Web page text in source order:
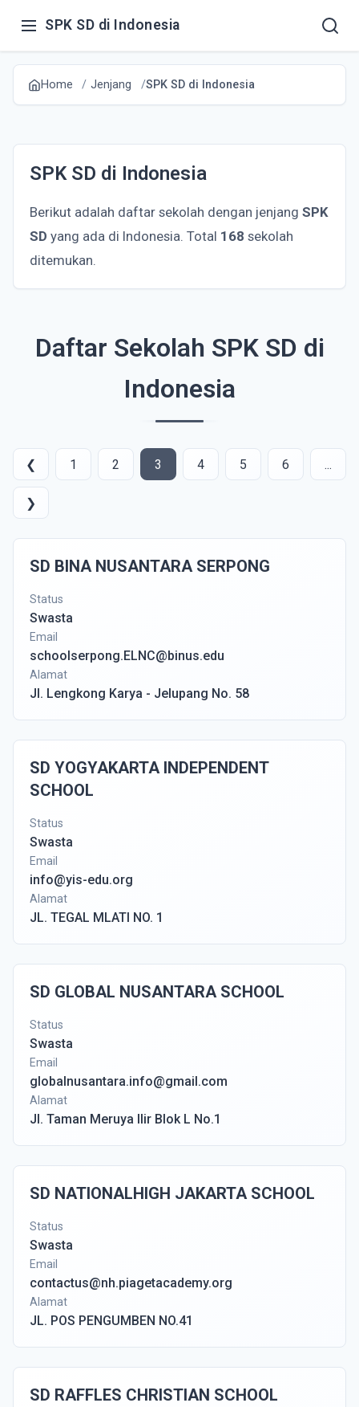
SPK SD di Indonesia
Home Jenjang SPK SD di Indonesia
SPK SD di Indonesia
Berikut adalah daftar sekolah dengan jenjang SPK
SD yang ada di Indonesia. Total 168 sekolah
ditemukan.
Daftar Sekolah SPK SD di
Indonesia
❮ 1 2 3 4 5 6 ...
❯
SD BINA NUSANTARA SERPONG
Status
Swasta
Email
schoolserpong.ELNC@binus.edu
Alamat
Jl. Lengkong Karya - Jelupang No. 58
SD YOGYAKARTA INDEPENDENT
SCHOOL
Status
Swasta
Email
info@yis-edu.org
Alamat
JL. TEGAL MLATI NO. 1
SD GLOBAL NUSANTARA SCHOOL
Status
Swasta
Email
globalnusantara.info@gmail.com
Alamat
Jl. Taman Meruya Ilir Blok L No.1
SD NATIONALHIGH JAKARTA SCHOOL
Status
Swasta
Email
contactus@nh.piagetacademy.org
Alamat
JL. POS PENGUMBEN NO.41
SD RAFFLES CHRISTIAN SCHOOL